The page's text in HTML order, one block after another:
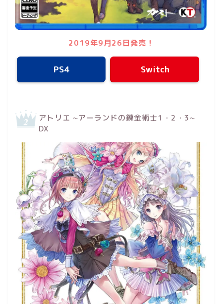
2019年9月26日発売！
PS4 Switch
アトリエ ~アーランドの錬金術士1・2・3~
DX